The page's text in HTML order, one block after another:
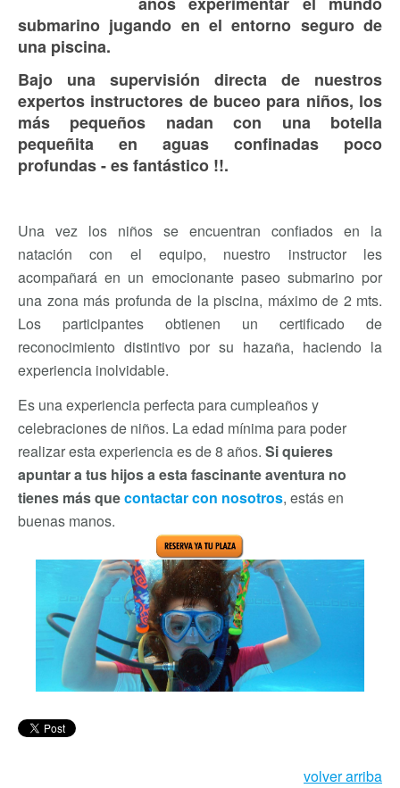
submarino jugando en el entorno seguro de
una piscina.
Bajo una supervisión directa de nuestros
expertos instructores de buceo para niños, los
más pequeños nadan con una botella
pequeñita en aguas confinadas poco
profundas - es fantástico !!.
Una vez los niños se encuentran confiados en la
natación con el equipo, nuestro instructor les
acompañará en un emocionante paseo submarino por
una zona más profunda de la piscina, máximo de 2 mts.
Los participantes obtienen un certificado de
reconocimiento distintivo por su hazaña, haciendo la
experiencia inolvidable.
Es una experiencia perfecta para cumpleaños y
celebraciones de niños. La edad mínima para poder
realizar esta experiencia es de 8 años. Si quieres
apuntar a tus hijos a esta fascinante aventura no
tienes más quecontactar con nosotros, estás en
buenas manos.
volver arriba